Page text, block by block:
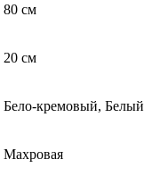
80 см
20 см
Бело-кремовый, Белый
Махровая